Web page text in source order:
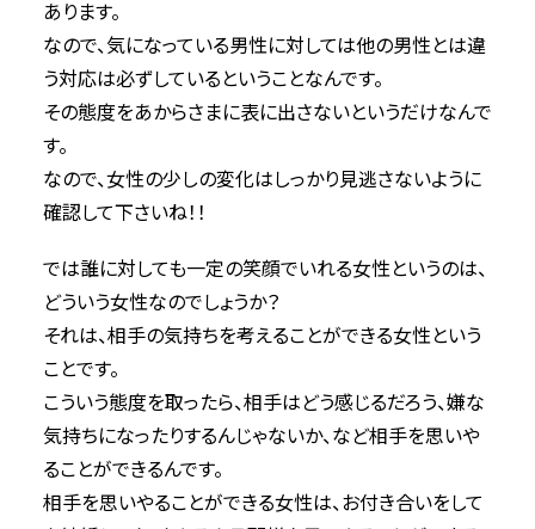
あります。
なので、気になっている男性に対しては他の男性とは違
う対応は必ずしているということなんです。
その態度をあからさまに表に出さないというだけなんで
す。
なので、女性の少しの変化はしっかり見逃さないように
確認して下さいね！！
では誰に対しても一定の笑顔でいれる女性というのは、
どういう女性なのでしょうか？
それは、相手の気持ちを考えることができる女性という
ことです。
こういう態度を取ったら、相手はどう感じるだろう、嫌な
気持ちになったりするんじゃないか、など相手を思いや
ることができるんです。
相手を思いやることができる女性は、お付き合いをして